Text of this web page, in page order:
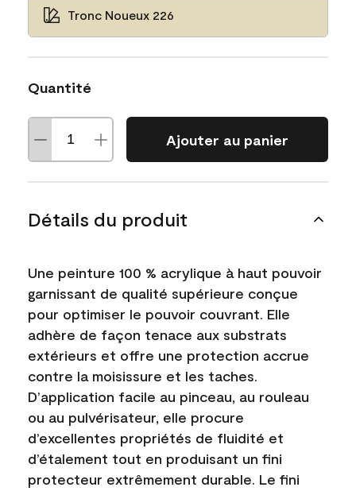
Tronc Noueux 226
Quantité
Ajouter au panier
Détails du produit
Une peinture 100 % acrylique à haut pouvoir
garnissant de qualité supérieure conçue
pour optimiser le pouvoir couvrant. Elle
adhère de façon tenace aux substrats
extérieurs et offre une protection accrue
contre la moisissure et les taches.
D’application facile au pinceau, au rouleau
ou au pulvérisateur, elle procure
d’excellentes propriétés de fluidité et
d’étalement tout en produisant un fini
protecteur extrêmement durable. Le fini